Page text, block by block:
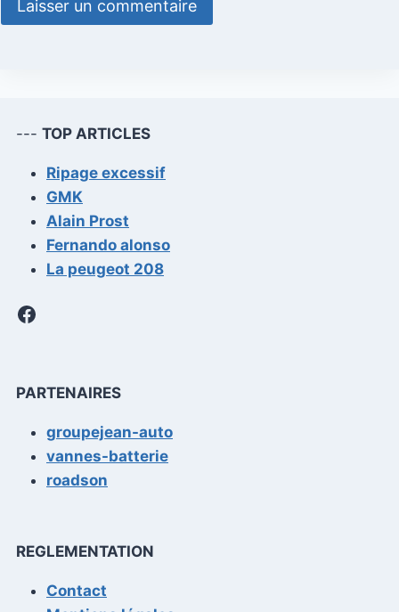
--- TOP ARTICLES
Ripage excessif
GMK
Alain Prost
Fernando alonso
La peugeot 208
Facebook
PARTENAIRES
groupejean-auto
vannes-batterie
roadson
REGLEMENTATION
Contact